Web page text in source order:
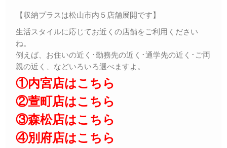
【収納プラスは松山市内５店舗展開です】
生活スタイルに応じてお近くの店舗をご利用ください
ね。
例えば、お住いの近く･勤務先の近く･通学先の近く･ご両
親の近く、などいろいろ選べますよ。
①内宮店はこちら
②萱町店はこちら
③森松店はこちら
④別府店はこちら